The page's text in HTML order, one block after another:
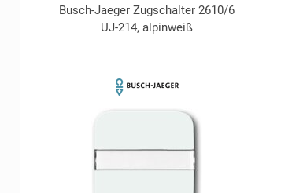
Busch-Jaeger Zugschalter 2610/6
UJ-214, alpinweiß